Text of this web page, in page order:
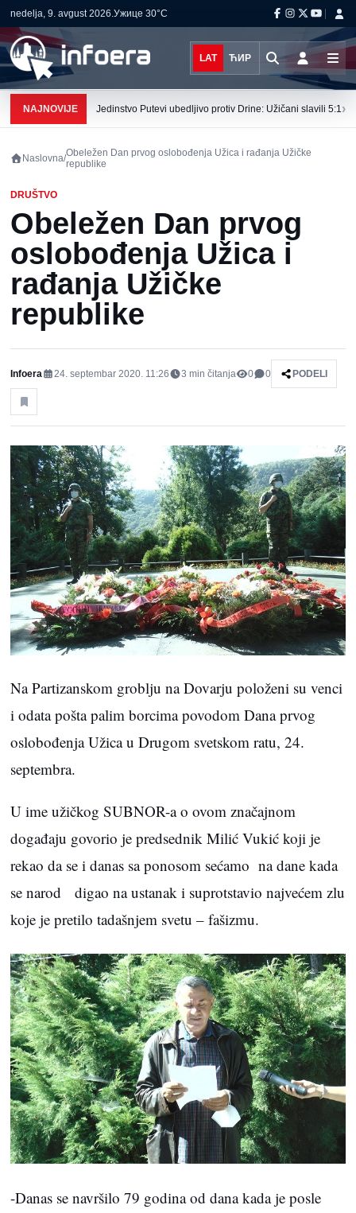
nedelja, 9. avgust 2026.Ужице 30°C
LAT ЋИР
NAJNOVIJE Jedinstvo Putevi ubedljivo protiv Drine: Užičani slavili 5:1›
Naslovna/Obeležen Dan prvog oslobođenja Užica i rađanja Užičke
republike
DRUŠTVO
Obeležen Dan prvog
oslobođenja Užica i
rađanja Užičke
republike
Infoera 24. septembar 2020. 11:26 3 min čitanja 0 0 PODELI
Na Partizanskom groblju na Dovarju položeni su venci
i odata pošta palim borcima povodom Dana prvog
oslobođenja Užica u Drugom svetskom ratu, 24.
septembra.
U ime užičkog SUBNOR-a o ovom značajnom
događaju govorio je predsednik Milić Vukić koji je
rekao da se i danas sa ponosom sećamo na dane kada
se narod digao na ustanak i suprotstavio najvećem zlu
koje je pretilo tadašnjem svetu – fašizmu.
-Danas se navršilo 79 godina od dana kada je posle